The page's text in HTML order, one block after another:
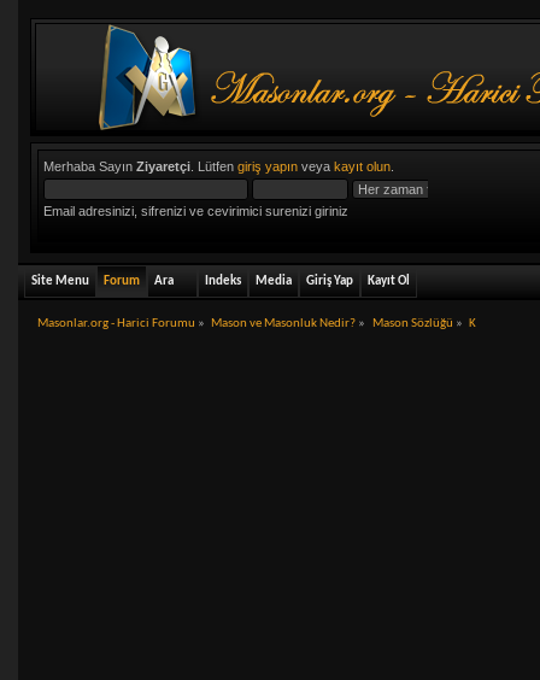
Merhaba Sayın Ziyaretçi. Lütfen giriş yapınveya kayıt olun.
Email adresinizi, sifrenizi ve cevirimici surenizi giriniz
Site Menu Forum Ara Indeks Media Giriş Yap Kayıt Ol
Masonlar.org - Harici Forumu » Mason ve Masonluk Nedir? » Mason Sözlüğü » K